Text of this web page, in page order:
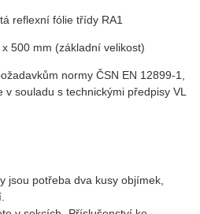
reflexní fólie třídy RA1
500 mm (základní velikost)
normy ČSN EN 12899-1,
souladu s technickými předpisy VL
jsou potřeba dva kusy objímek,